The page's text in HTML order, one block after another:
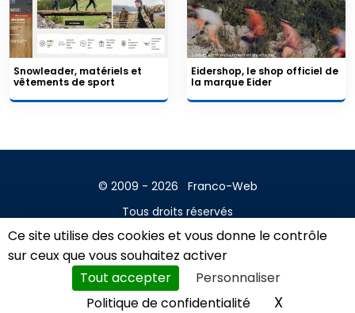
Ce site utilise des cookies et vous donne le contrôle
sur ceux que vous souhaitez activer
Tout accepter
Personnaliser
Politique de confidentialité
XMasquer
Snowleader, matériels et
vêtements de sport
Eidershop, le shop officiel de
la marque Eider
© 2009 - 2026
Franco-Web
Tous droits réservés
Contact
Mentions légales
A propos